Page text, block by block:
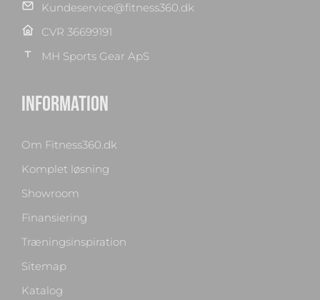
Kundeservice@fitness360.dk
CVR 36699191
MH Sports Gear ApS
INFORMATION
Om Fitness360.dk
Komplet løsning
Showroom
Finansiering
Træningsinspiration
Sitemap
Katalog